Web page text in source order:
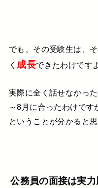
でも、その受験生は、
く 成長できたわけです
実際に全く話せなかった
～8月に合ったわけです
ということが分かると思
公務員の面接は実